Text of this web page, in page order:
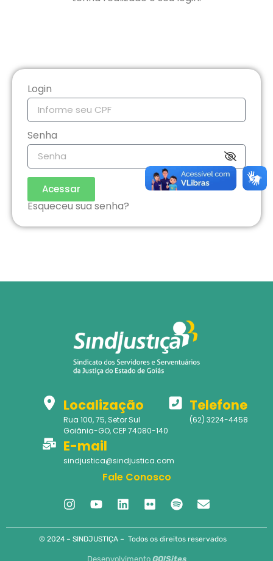
Login
Senha
Acessar
Esqueceu sua senha?
Localização
Rua 100, 75, Setor Sul
Goiânia-GO, CEP 74080-140
Telefone
(62) 3224-4458
E-mail
sindjustica@sindjustica.com
Fale Conosco
© 2024 – SINDJUSTIÇA – Todos os direitos reservados
Desenvolvimento GO!Sites